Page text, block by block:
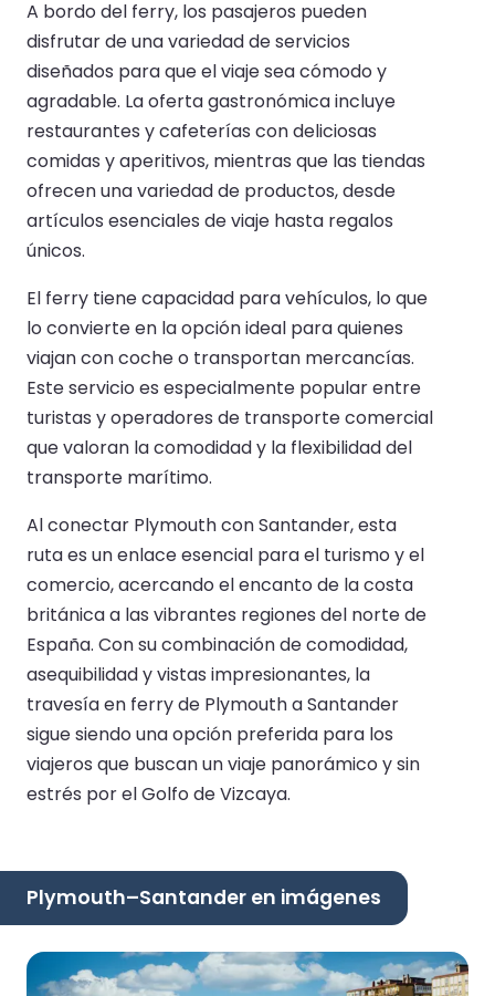
A bordo del ferry, los pasajeros pueden
disfrutar de una variedad de servicios
diseñados para que el viaje sea cómodo y
agradable. La oferta gastronómica incluye
restaurantes y cafeterías con deliciosas
comidas y aperitivos, mientras que las tiendas
ofrecen una variedad de productos, desde
artículos esenciales de viaje hasta regalos
únicos.
El ferry tiene capacidad para vehículos, lo que
lo convierte en la opción ideal para quienes
viajan con coche o transportan mercancías.
Este servicio es especialmente popular entre
turistas y operadores de transporte comercial
que valoran la comodidad y la flexibilidad del
transporte marítimo.
Al conectar Plymouth con Santander, esta
ruta es un enlace esencial para el turismo y el
comercio, acercando el encanto de la costa
británica a las vibrantes regiones del norte de
España. Con su combinación de comodidad,
asequibilidad y vistas impresionantes, la
travesía en ferry de Plymouth a Santander
sigue siendo una opción preferida para los
viajeros que buscan un viaje panorámico y sin
estrés por el Golfo de Vizcaya.
Plymouth–Santander en imágenes